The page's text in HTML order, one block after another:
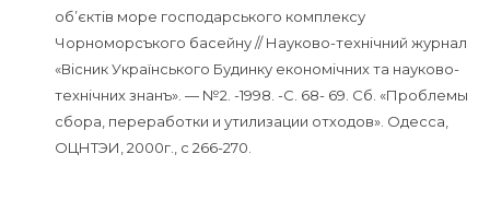
об’єктів море господарського комплексу
Чорноморсъкого басейну // Науково-технічний журнал
«Вісник Українського Будинку економічних та науково-
технічних знанъ». — №2. -1998. -С. 68- 69. Сб. «Проблемы
сбора, переработки и утилизации отходов». Одесса,
ОЦНТЭИ, 2000г., с 266-270.